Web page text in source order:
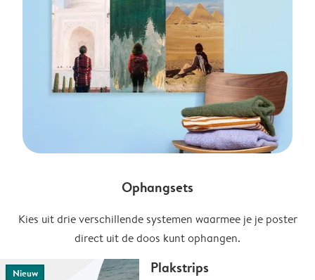
Ophangsets
Kies uit drie verschillende systemen waarmee je je poster
direct uit de doos kunt ophangen.
Nieuw Plakstrips